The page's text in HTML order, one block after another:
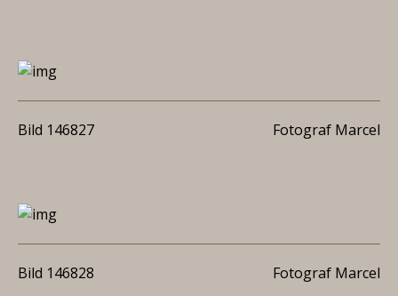
Bild 146827 Fotograf Marcel
Bild 146828 Fotograf Marcel